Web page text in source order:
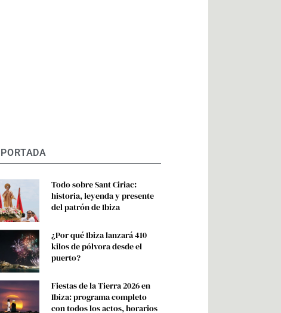
Todo sobre Sant Ciriac:
historia, leyenda y presente
del patrón de Ibiza
¿Por qué Ibiza lanzará 410
kilos de pólvora desde el
puerto?
Fiestas de la Tierra 2026 en
Ibiza: programa completo
con todos los actos, horarios